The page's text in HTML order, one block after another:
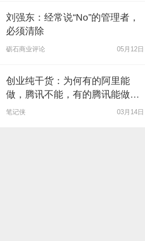
刘强东：经常说“No”的管理者，
必须清除
砺石商业评论 05月12日
创业纯干货：为何有的阿里能
做，腾讯不能，有的腾讯能做，
阿里不能？
笔记侠 03月14日